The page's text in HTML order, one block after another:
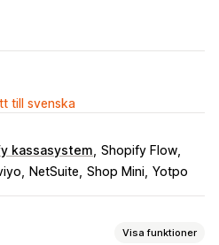
till svenska
kassasystem Shopify Flow
NetSuite Shop Mini Yotpo
Visa funktioner